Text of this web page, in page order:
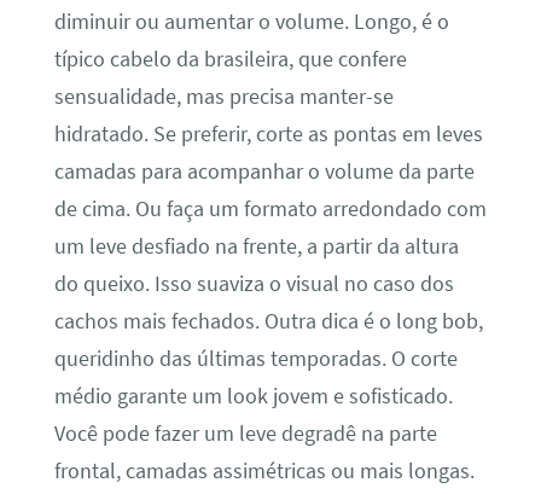
diminuir ou aumentar o volume. Longo, é o
típico cabelo da brasileira, que confere
sensualidade, mas precisa manter-se
hidratado. Se preferir, corte as pontas em leves
camadas para acompanhar o volume da parte
de cima. Ou faça um formato arredondado com
um leve desfiado na frente, a partir da altura
do queixo. Isso suaviza o visual no caso dos
cachos mais fechados. Outra dica é o long bob,
queridinho das últimas temporadas. O corte
médio garante um look jovem e sofisticado.
Você pode fazer um leve degradê na parte
frontal, camadas assimétricas ou mais longas.